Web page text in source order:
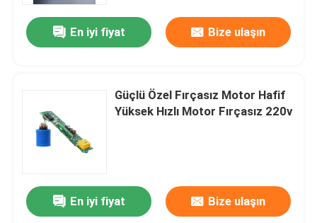
En iyi fiyat Bize ulaşın
Güçlü Özel Fırçasız Motor Hafif
Yüksek Hızlı Motor Fırçasız 220v
En iyi fiyat Bize ulaşın